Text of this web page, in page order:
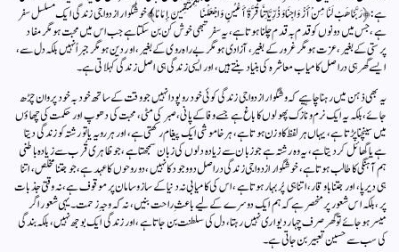
ہے:﴿رَبَّنَا هَبْ لَنَا مِنْ أَزْوَاجِنَا وَذُرِّيَّاتِنَا قُرَّةَ أَعْيُنٍ وَاجْعَلْنَا لِلْمُتَّقِينَ إِمَامًا﴾خوشگوار ازدواجی زندگی ایک مسلسل سفر
ہے، جس میں دونوں کو قدم بہ قدم چلنا ہوتا ہے، یہ سفر تبھی خوش کن بن سکتا ہے جب اس میں محبت ہو مگر مفاد
پرستی کے بغیر، عزت ہو مگر غرور کے بغیر، آزادی ہو مگر بے راہ روی کے بغیر، اور دین ہو مگر جبراً نہیں بلکہ دل سے،
ایسے گھر ہی دراصل کامیاب معاشرہ کی بنیاد بنتے ہیں، اور ایسی زندگی ہی اصل زندگی کہلاتی ہے۔
یہ بھی ذہن میں رہنا چاہیے کہ وشگوار ازدواجی زندگی کوئی خود رو پودا نہیں جو وقت کے ساتھ خود بہ خود پروان چڑھ
جائے، بلکہ یہ ایک نرم ونازک پھولوں کا باغ ہے جسے وفا کے پانی، صبر کی مٹی، محبت کی دھوپ اور حکمت کی چھاؤں
میں سینچنا پڑتا ہے، یہاں ہر لفظ کا وزن ہوتا ہے، ہر خاموشی ایک پیغام رکھتی ہے، اور ہر رویہ یا تو رشتہ کو زندگی دیتا
ہے یا گھائل کر دیتا ہے، یہ وہ رشتہ ہے جو زبان سے زیادہ دلوں کی زبان سمجھتا ہے، جو ظاہری قُرب سے زیادہ باطنی
ہم آہنگی کا طالب ہوتا ہے، خوشگوار ازدواجی زندگی دراصل دو وجود کا نہیں، دو روحوں کا عہد ہے، جو جتنا مخلص، اتنا
ہی دیرپا، اور جتنا باوقار، اتنا ہی پُر بہار ہوتا ہے، اس کی کامیابی نہ دنیا کے ساز وسامان پر موقوف ہے، نہ وقتی جذبات
پر، بلکہ اس شعور پر منحصر ہے کہ ہم ایک دوسرے کے لیے باعثِ راحت بنیں، نہ کہ وجہِ زحمت۔یہی شعور اگر
میسر ہو جائے تو گھر صرف چہار دیواری نہیں رہتا، دل کی سلطنت بن جاتا ہے، اور زندگی ایک بوجھ نہیں، بلکہ بندگی
کی سب سے حسین تعبیر بن جاتی ہے۔